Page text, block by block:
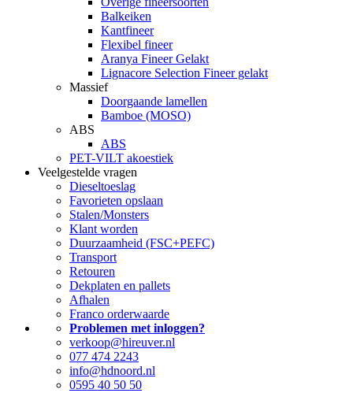
Balkeiken
Kantfineer
Flexibel fineer
Aranya Fineer Gelakt
Lignacore Selection Fineer gelakt
Massief
Doorgaande lamellen
Bamboe (MOSO)
ABS
ABS
PET-VILT akoestiek
Veelgestelde vragen
Dieseltoeslag
Favorieten opslaan
Stalen/Monsters
Klant worden
Duurzaamheid (FSC+PEFC)
Transport
Retouren
Dekplaten en pallets
Afhalen
Franco orderwaarde
Problemen met inloggen?
verkoop@hireuver.nl
077 474 2243
info@hdnoord.nl
0595 40 50 50